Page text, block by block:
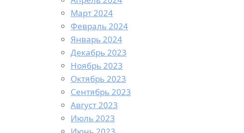
Март 2024
Февраль 2024
Январь 2024
Декабрь 2023
Ноябрь 2023
Октябрь 2023
Сентябрь 2023
Август 2023
Июль 2023